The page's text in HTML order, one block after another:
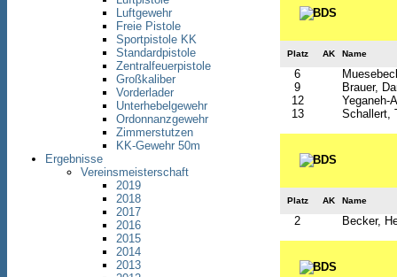
Luftgewehr
Freie Pistole
Sportpistole KK
Standardpistole
Zentralfeuerpistole
Großkaliber
Vorderlader
Unterhebelgewehr
Ordonnanzgewehr
Zimmerstutzen
KK-Gewehr 50m
Ergebnisse
Vereinsmeisterschaft
2019
2018
2017
2016
2015
2014
2013
Platz AK Name
6
9
Brauer,
12
Yeganeh-
13
Schallert,
Platz AK Name
2 Becker,